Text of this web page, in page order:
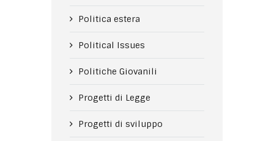
Politica estera
Political Issues
Politiche Giovanili
Progetti di Legge
Progetti di sviluppo